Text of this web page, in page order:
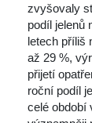
zvyšovaly
podíl jelenů
letech příliš
až 29 %,
přijetí
roční podíl
celé období